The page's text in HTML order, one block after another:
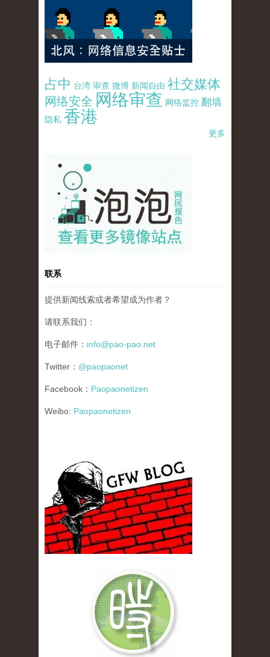
占中 台湾 审查 微博 新闻自由 社交媒体
网络安全 网络审查 网络监控 翻墙
隐私 香港
更多
pao-pao-banner-mirror-site-120814.jpg
联系
提供新闻线索或者希望成为作者？
请联系我们：
电子邮件： info@pao-pao.net
Twitter： @paopaonet
Facebook： Paopaonetizen
Weibo: Paopaonetizen
gfw_blog_small.jpg